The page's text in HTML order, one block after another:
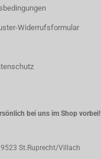
Widerrufsformular
bei uns im Shop vorbei!
St.Ruprecht/Villach